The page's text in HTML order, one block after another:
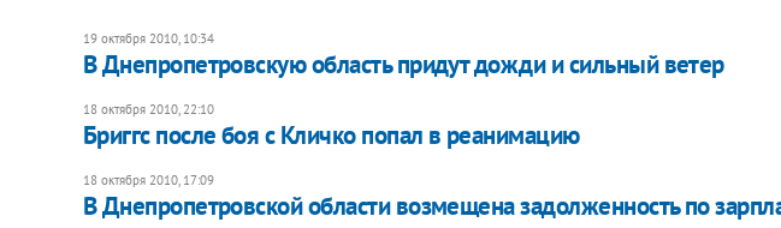
19 октября 2010, 10:34
В Днепропетровскую область придут дожди и сильный ветер
18 октября 2010, 22:10
Бриггс после боя с Кличко попал в реанимацию
18 октября 2010, 17:09
В Днепропетровской области возмещена задолженность по